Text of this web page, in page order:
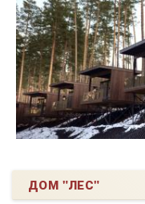
ДОМ "ЛЕС"